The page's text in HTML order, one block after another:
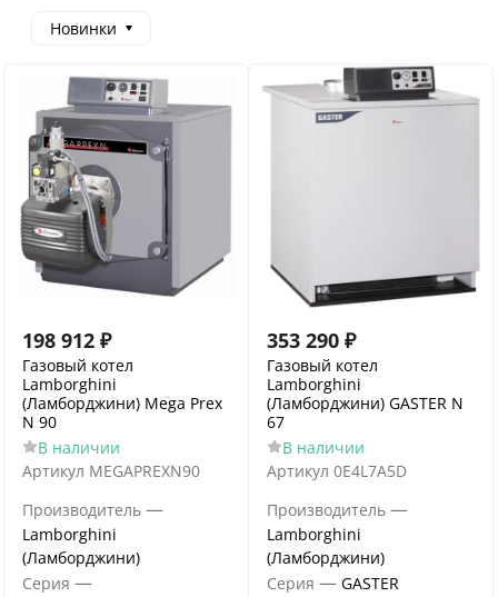
Новинки
198 912 ₽
Газовый котел
Lamborghini
(Ламборджини) Mega Prex
N 90
В наличии
Артикул MEGAPREXN90
Производитель —
Lamborghini
(Ламборджини)
Серия —
353 290 ₽
Газовый котел
Lamborghini
(Ламборджини) GASTER N
67
В наличии
Артикул 0E4L7A5D
Производитель —
Lamborghini
(Ламборджини)
Серия — GASTER